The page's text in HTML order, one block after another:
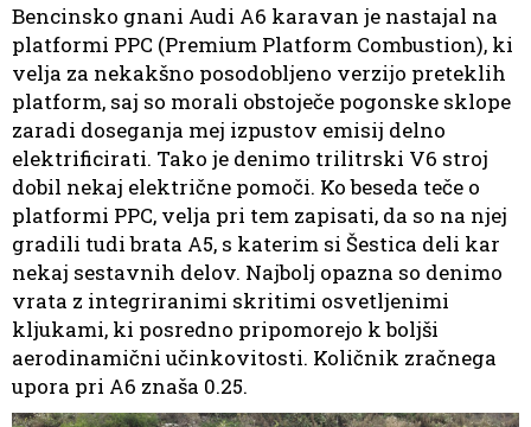
Bencinsko gnani Audi A6 karavan je nastajal na
platformi PPC (Premium Platform Combustion), ki
velja za nekakšno posodobljeno verzijo preteklih
platform, saj so morali obstoječe pogonske sklope
zaradi doseganja mej izpustov emisij delno
elektrificirati. Tako je denimo trilitrski V6 stroj
dobil nekaj električne pomoči. Ko beseda teče o
platformi PPC, velja pri tem zapisati, da so na njej
gradili tudi brata A5, s katerim si Šestica deli kar
nekaj sestavnih delov. Najbolj opazna so denimo
vrata z integriranimi skritimi osvetljenimi
kljukami, ki posredno pripomorejo k boljši
aerodinamični učinkovitosti. Količnik zračnega
upora pri A6 znaša 0.25.